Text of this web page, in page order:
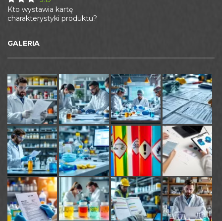
Kto wystawia kartę
charakterystyki produktu?
GALERIA